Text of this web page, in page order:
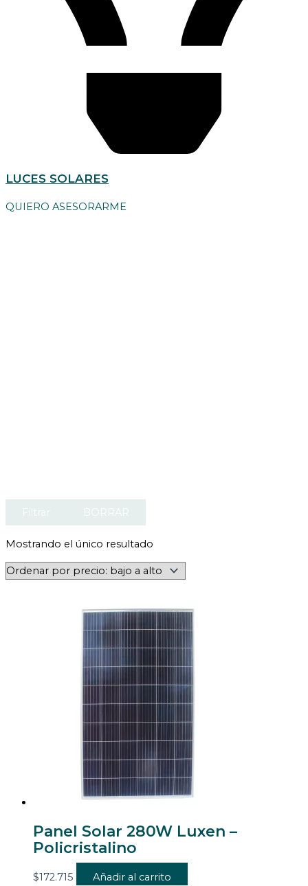
LUCES SOLARES
QUIERO ASESORARME
Filtrar BORRAR
Mostrando el único resultado
Panel Solar 280W Luxen –
Policristalino
$172.715 Añadir al carrito